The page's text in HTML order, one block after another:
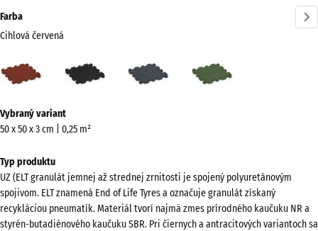
Farba
Cihlová červená
červená
Bridlicová
informácií
o
Zobraziť
farebnú
paletu
Vybraný variant
50 x 50 x 3 cm | 0,25 m²
Typ produktu
UZ (ELT granulát jemnej až strednej zrnitosti je spojený polyuretánovým
spojivom. ELT znamená End of Life Tyres a označuje granulát získaný
recykláciou pneumatík. Materiál tvorí najmä zmes prírodného kaučuku NR a
styrén-butadiénového kaučuku SBR. Pri čiernych a antracitových variantoch sa